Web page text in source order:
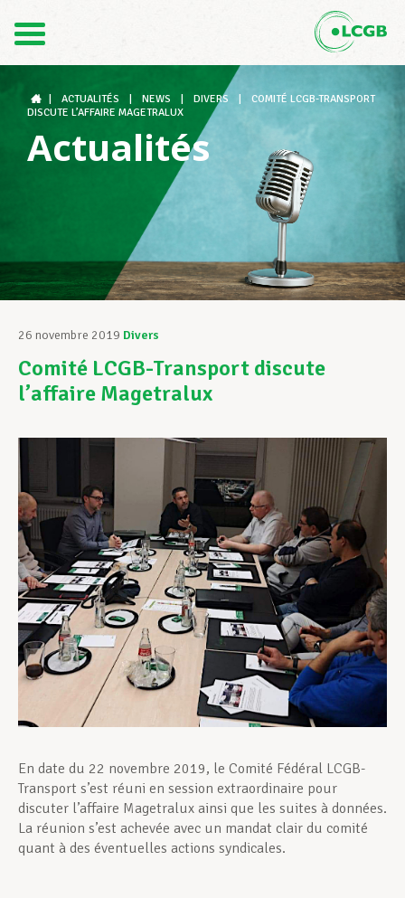
DE
Le LCGB
Structures syndicales
Assistance au Travail
Vos droits
Assistance en vie privée
Développement professionnel
Devenir Membre
Actualités
ACTUALITÉS NEWS DIVERS
COMITÉ LCGB-TRANSPORT
DISCUTE L’AFFAIRE MAGETRALUX
Actualités
26 novembre 2019 Divers
Comité LCGB-Transport discute
l’affaire Magetralux
En date du 22 novembre 2019, le Comité Fédéral LCGB-
Transport s’est réuni en session extraordinaire pour
discuter l’affaire Magetralux ainsi que les suites à données.
La réunion s’est achevée avec un mandat clair du comité
quant à des éventuelles actions syndicales.